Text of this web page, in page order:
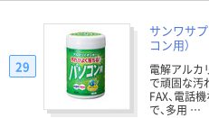
サンワサ
コン用）
電解アルカ
で頑固な汚
FAX、電話
で、多用 …
29